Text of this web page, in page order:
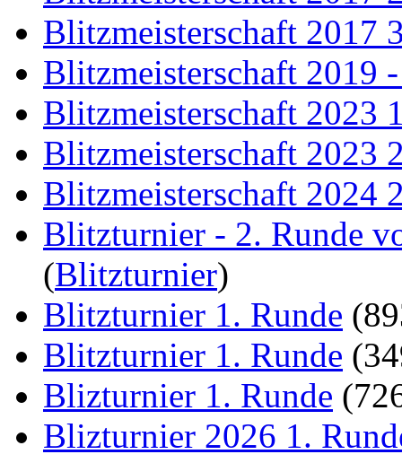
Blitzmeisterschaft 2017
Blitzmeisterschaft 2019
Blitzmeisterschaft 2023
Blitzmeisterschaft 2023
Blitzmeisterschaft 2024
Blitzturnier - 2. Runde
(Blitzturnier)
Blitzturnier 1. Runde
Blitzturnier 1. Runde
Blizturnier 1. Runde
Blizturnier 2026 1.